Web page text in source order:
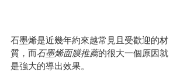
石墨烯是近幾年約來越常見且受歡迎的材
質，而石墨烯面膜推薦的很大一個原因就
是強大的導出效果。